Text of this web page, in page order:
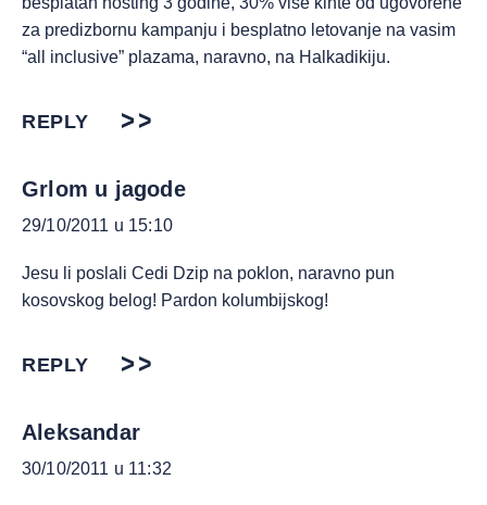
za predizbornu kampanju i besplatno letovanje na vasim
“all inclusive” plazama, naravno, na Halkadikiju.
REPLY
Grlom u jagode
29/10/2011 u 15:10
Jesu li poslali Cedi Dzip na poklon, naravno pun
kosovskog belog! Pardon kolumbijskog!
REPLY
Aleksandar
30/10/2011 u 11:32